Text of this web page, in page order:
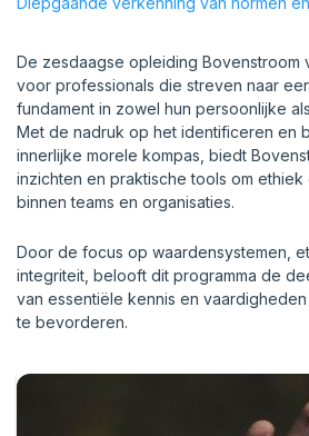
De zesdaagse opleiding Bovenstroom
voor professionals die streven naar
fundament in zowel hun persoonlijke
Met de nadruk op het identificeren en
innerlijke morele kompas, biedt
inzichten en praktische tools om
binnen teams en organisaties.
Door de focus op waardensystemen,
integriteit, belooft dit programma de
van essentiële kennis en
te bevorderen.